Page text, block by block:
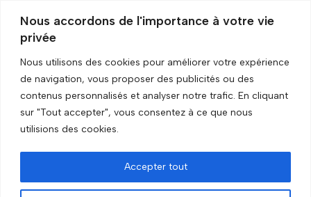
Nous accordons de l'importance à votre vie
privée
Nous utilisons des cookies pour améliorer votre expérience
de navigation, vous proposer des publicités ou des
contenus personnalisés et analyser notre trafic. En cliquant
sur "Tout accepter", vous consentez à ce que nous
utilisions des cookies.
Accepter tout
Aller
au
contenu
Accueil»La base de données
La base de données